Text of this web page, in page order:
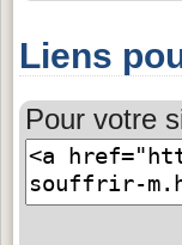
Liens
Pour votre